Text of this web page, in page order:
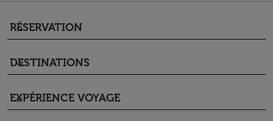
RÉSERVATION
keyboard_arrow_down
DESTINATIONS
keyboard_arrow_down
EXPÉRIENCE VOYAGE
keyboard_arrow_down